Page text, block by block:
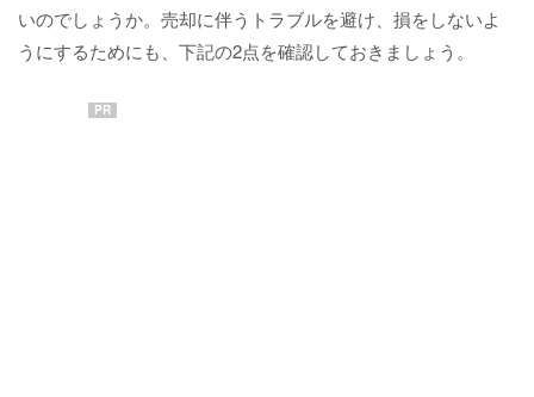
いのでしょうか。売却に伴うトラブルを避け、損をしないよ
うにするためにも、下記の2点を確認しておきましょう。
PR